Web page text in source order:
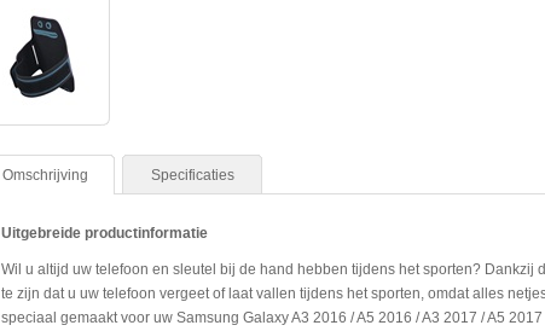
Omschrijving Specificaties
Uitgebreide productinformatie
Wil u altijd uw telefoon en sleutel bij de hand hebben tijdens het sporten? Dankzij
te zijn dat u uw telefoon vergeet of laat vallen tijdens het sporten, omdat alles
speciaal gemaakt voor uw Samsung Galaxy A3 2016 / A5 2016 / A3 2017 / A5